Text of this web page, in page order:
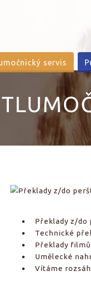
servis
Překlady z/do
Technické
Překlady filmů
Umělecké
Vítáme